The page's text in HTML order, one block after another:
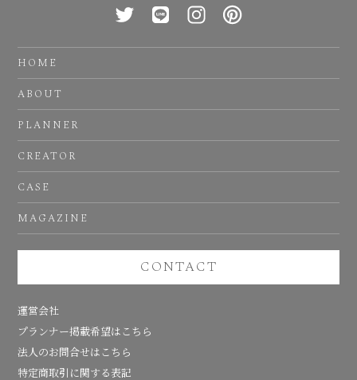
HOME
ABOUT
PLANNER
CREATOR
CASE
MAGAZINE
CONTACT
運営会社
プランナー掲載希望はこちら
法人のお問合せはこちら
特定商取引に関する表記